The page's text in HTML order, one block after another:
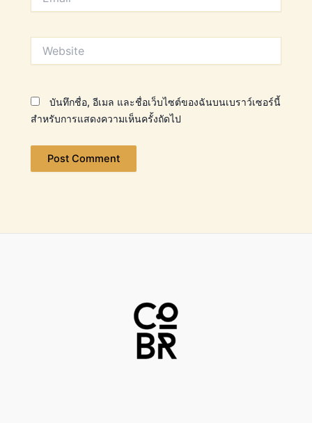
บันทึกชื่อ, อีเมล และชื่อเว็บไซต์ของฉันบนเบราว์เซอร์นี้
สำหรับการแสดงความเห็นครั้งถัดไป